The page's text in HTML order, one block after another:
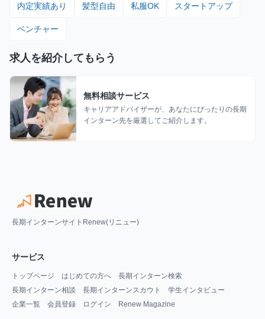
内定実績あり 髪型自由 私服OK スタートアップ
ベンチャー
求人を紹介してもらう
無料相談サービス
キャリアアドバイザーが、あなたにぴったりの長期
インターン先を厳選してご紹介します。
長期インターンサイトRenew(リニュー)
サービス
トップページ はじめての方へ
長期インターン検索
長期インターン相談
長期インターンスカウト
学生インタビュー
企業一覧
会員登録 ログイン Renew Magazine